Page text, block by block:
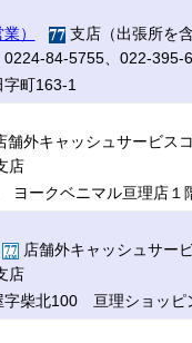
）
支店（出張所を
84-5755、022-395-
町163-1
舗外キャッシュサービス
店
ークベニマル亘理店１
店舗外キャッシュサー
店
柴北100 亘理ショッピ